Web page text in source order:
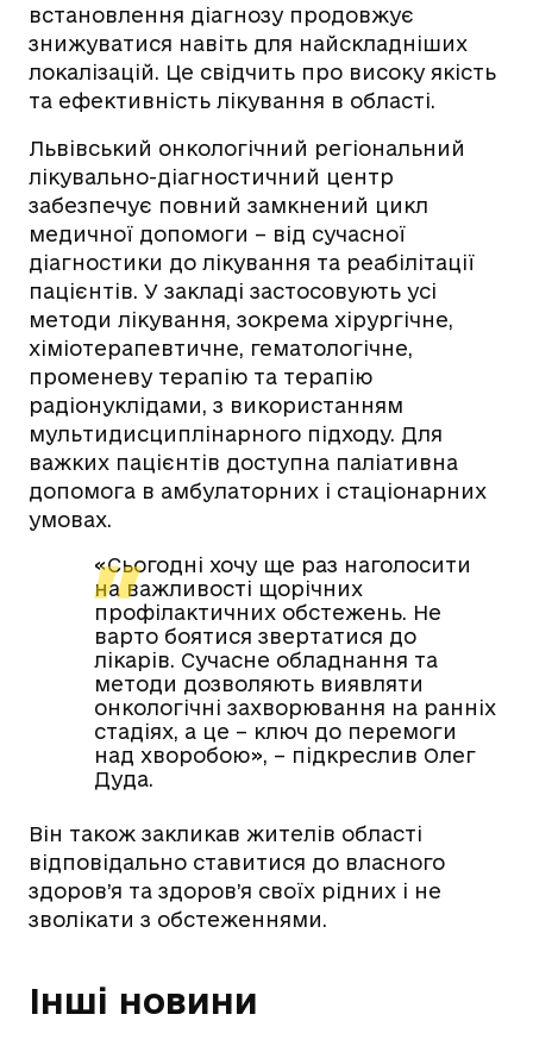
встановлення діагнозу продовжує
знижуватися навіть для найскладніших
локалізацій. Це свідчить про високу якість
та ефективність лікування в області.
Львівський онкологічний регіональний
лікувально-діагностичний центр
забезпечує повний замкнений цикл
медичної допомоги – від сучасної
діагностики до лікування та реабілітації
пацієнтів. У закладі застосовують усі
методи лікування, зокрема хірургічне,
хіміотерапевтичне, гематологічне,
променеву терапію та терапію
радіонуклідами, з використанням
мультидисциплінарного підходу. Для
важких пацієнтів доступна паліативна
допомога в амбулаторних і стаціонарних
умовах.
«Сьогодні хочу ще раз наголосити
на важливості щорічних
профілактичних обстежень. Не
варто боятися звертатися до
лікарів. Сучасне обладнання та
методи дозволяють виявляти
онкологічні захворювання на ранніх
стадіях, а це – ключ до перемоги
над хворобою», – підкреслив Олег
Дуда.
Він також закликав жителів області
відповідально ставитися до власного
здоров’я та здоров’я своїх рідних і не
зволікати з обстеженнями.
Інші новини